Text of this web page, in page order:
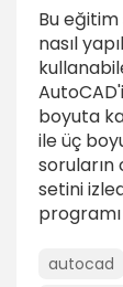
5dk
Layer
1dk
Üç
5dk
1dk
Bu
nasıl
boyuta
ile üç
soruların
setini
autocad